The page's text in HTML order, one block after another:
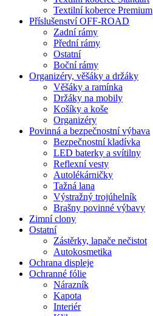
Textilní koberce Premium
Příslušenství OFF-ROAD
Zadní rámy
Přední rámy
Ostatní
Boční rámy
Organizéry, věšáky a držáky
Věšáky a ramínka
Držáky na mobily
Košíky a koše
Organizéry
Povinná a bezpečnostní výbava
Bezpečnostní kladívka
LED baterky a svítilny
Reflexní vesty
Autolékárničky
Tažná lana
Výstražný trojúhelník
Brašny povinné výbavy
Zimní clony
Ostatní
Zástěrky, lapače nečistot
Autokosmetika
Ochrana displeje
Ochranné fólie
Nárazník
Kapota
Interiér